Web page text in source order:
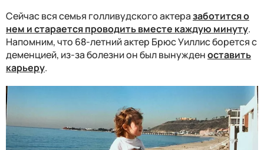
Сейчас вся семья голливудского актеразаботится о
нем и старается проводить вместе каждую минуту.
Напомним, что 68-летний актер Брюс Уиллис борется с
деменцией, из-за болезни он был вынужденоставить
карьеру.